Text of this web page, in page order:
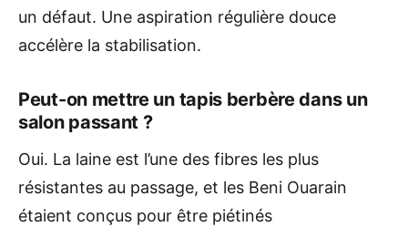
un défaut. Une aspiration régulière douce
accélère la stabilisation.
Peut-on mettre un tapis berbère dans un
salon passant ?
Oui. La laine est l’une des fibres les plus
résistantes au passage, et les Beni Ouarain
étaient conçus pour être piétinés